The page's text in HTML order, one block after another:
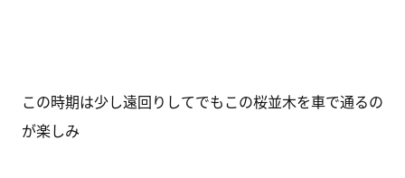
この時期は少し遠回りしてでもこの桜並木を車で通るの
が楽しみ